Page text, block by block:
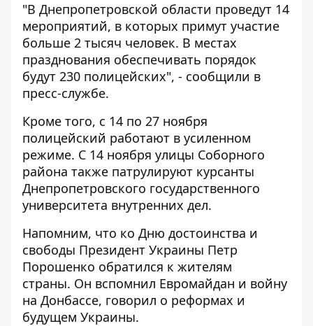
"В Днепропетровской области проведут 14
мероприятий, в которых примут участие
больше 2 тысяч человек. В местах
празднования обеспечивать порядок
будут 230 полицейских", - сообщили в
пресс-службе.
Кроме того, с 14 по 27 ноября
полицейский работают в усиленном
режиме. С 14 ноября улицы Соборного
района также патрулируют курсанты
Днепропетровского государственного
университета внутренних дел.
Напомним, что ко Дню достоинства и
свободы Президент Украины Петр
Порошенко обратился к жителям
страны. Он вспомнил Евромайдан и войну
на Донбассе, говорил о реформах и
будущем Украины.